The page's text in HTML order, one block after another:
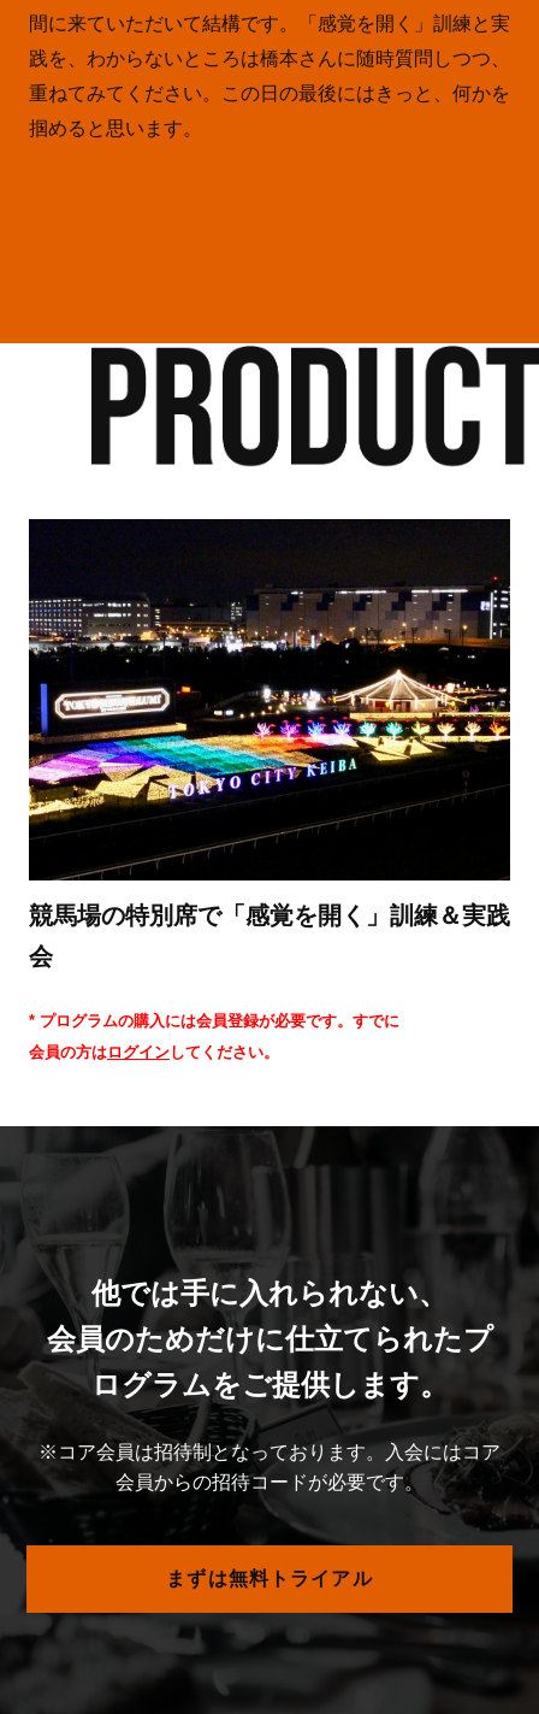
間に来ていただいて結構です。「感覚を開く」訓練と実
践を、わからないところは橋本さんに随時質問しつつ、
重ねてみてください。この日の最後にはきっと、何かを
掴めると思います。
競馬場の特別席で「感覚を開く」訓練＆実践
会
* プログラムの購入には会員登録が必要です。すでに
会員の方はログインしてください。
他では手に入れられない、
会員のためだけに仕立てられたプ
ログラムをご提供します。
※コア会員は招待制となっております。入会にはコア
会員からの招待コードが必要です。
まずは無料トライアル